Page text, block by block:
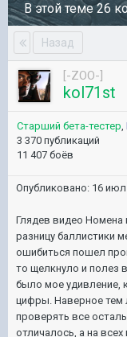
В этой теме 26
Назад
[-ZOO-]
kol71st
Старший бета-тестер,
3 370 публикаций
11 407 боёв
Опубликовано: 16 июл
Глядев видео Номена
разницу баллистики
ошибиться пошел
то щелкнуло и полез
было мое удивление,
цифры. Наверное тем
проверять все
отличалось, а на